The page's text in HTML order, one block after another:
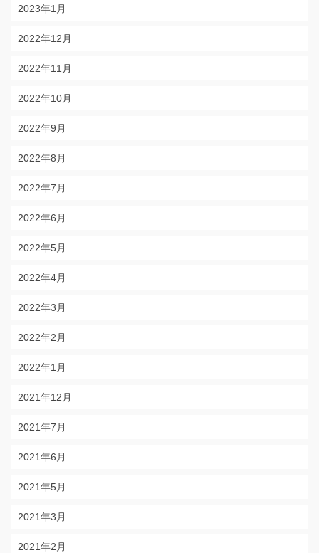
2023年1月
2022年12月
2022年11月
2022年10月
2022年9月
2022年8月
2022年7月
2022年6月
2022年5月
2022年4月
2022年3月
2022年2月
2022年1月
2021年12月
2021年7月
2021年6月
2021年5月
2021年3月
2021年2月